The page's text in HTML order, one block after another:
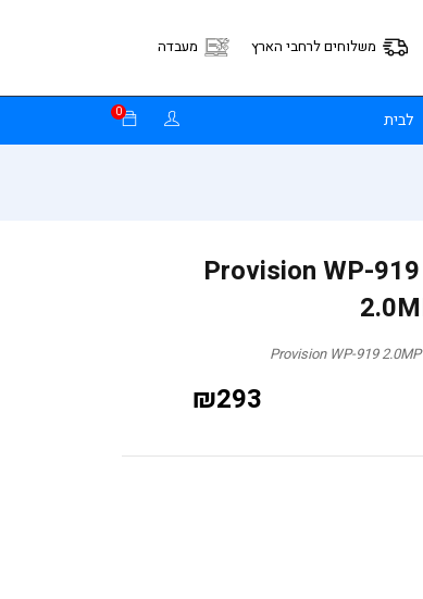
משלוחים לרחבי הארץ מעבדה
לבית 0
מצלמה עצמאית אלחוטית Provision WP-919
₪293